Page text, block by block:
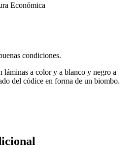
Económica
condiciones.
láminas a color y a blanco y negro a
del códice en forma de un biombo.